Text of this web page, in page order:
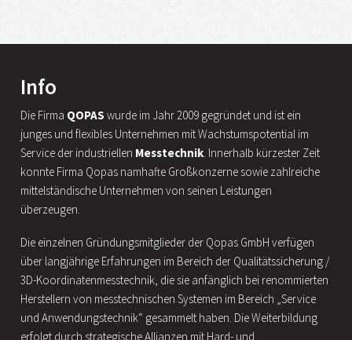
Info
Die Firma QOPAS wurde im Jahr 2009 gegründet und ist ein
junges und flexibles Unternehmen mit Wachstumspotential im
Service der industriellen Messtechnik. Innerhalb kürzester Zeit
konnte Firma Qopas namhafte Großkonzerne sowie zahlreiche
mittelständische Unternehmen von seinen Leistungen
überzeugen.
Die einzelnen Gründungsmitglieder der Qopas GmbH verfügen
über langjährige Erfahrungen im Bereich der Qualitätssicherung /
3D-Koordinatenmesstechnik, die sie anfänglich bei renommierten
Herstellern von messtechnischen Systemen im Bereich „Service
und Anwendungstechnik“ gesammelt haben. Die Weiterbildung
erfolgt durch strategische Allianzen mit Hard- und